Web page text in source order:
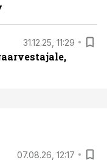
31.12.25, 11:29
07.08.26, 12:17